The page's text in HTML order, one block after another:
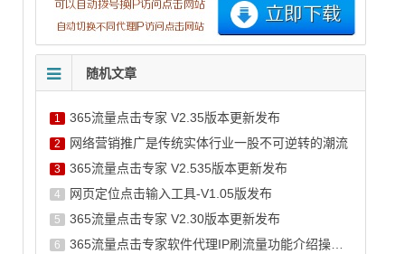
随机文章
1 365流量点击专家 V2.35版本更新发布
2 网络营销推广是传统实体行业一股不可逆转的潮流
3 365流量点击专家 V2.535版本更新发布
4 网页定位点击输入工具-V1.05版发布
5 365流量点击专家 V2.30版本更新发布
6 365流量点击专家软件代理IP刷流量功能介绍操作说明